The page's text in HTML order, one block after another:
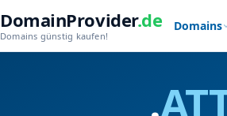
DomainProvider.de
Domains günstig kaufen!
Domains
.